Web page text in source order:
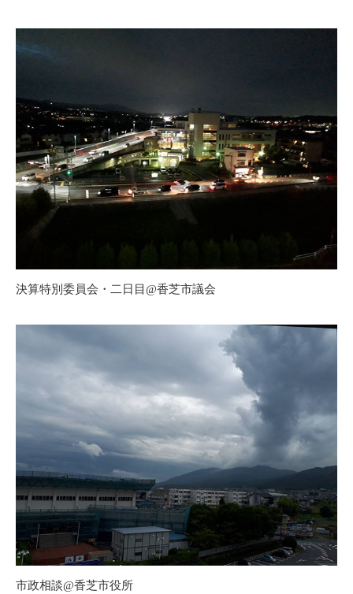
決算特別委員会・二日目@香芝市議会
市政相談@香芝市役所